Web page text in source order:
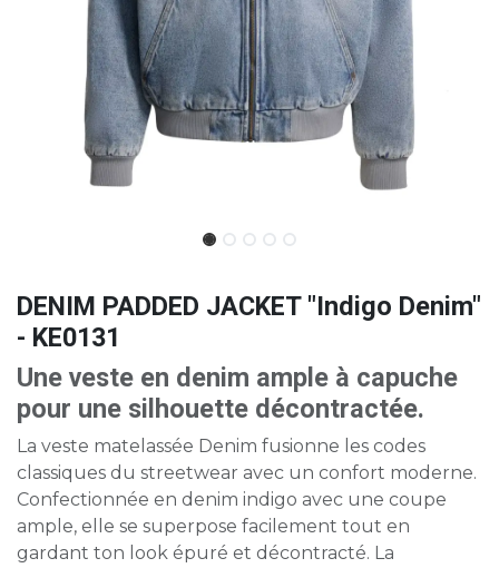
DENIM PADDED JACKET "Indigo Denim"
- KE0131
Une veste en denim ample à capuche
pour une silhouette décontractée.
La veste matelassée Denim fusionne les codes
classiques du streetwear avec un confort moderne.
Confectionnée en denim indigo avec une coupe
ample, elle se superpose facilement tout en
gardant ton look épuré et décontracté. La